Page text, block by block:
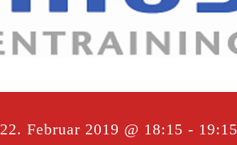
22. Februar 2019 @ 18:15 - 19:15